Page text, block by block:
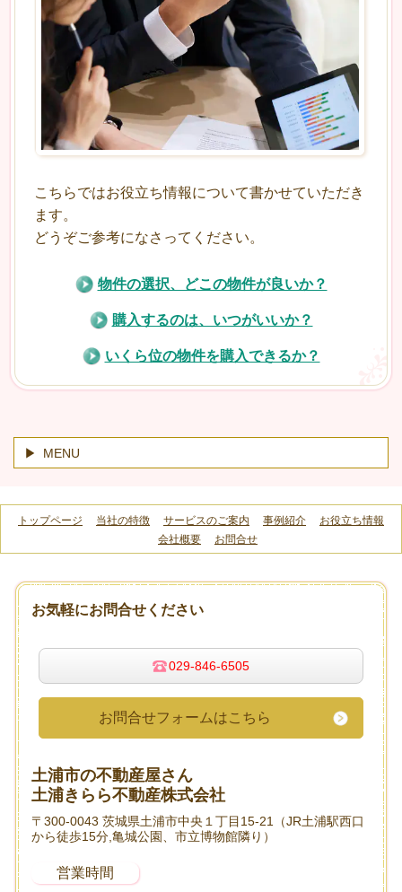
こちらではお役立ち情報について書かせていただき
ます。
どうぞご参考になさってください。
物件の選択、どこの物件が良いか？
購入するのは、いつがいいか？
いくら位の物件を購入できるか？
MENU
トップページ 当社の特徴 サービスのご案内 事例紹介
お役立ち情報
会社概要
お問合せ
お気軽にお問合せください
029-846-6505
お問合せフォームはこちら
土浦市の不動産屋さん
土浦きらら不動産株式会社
〒300-0043 茨城県土浦市中央１丁目15-21（JR土浦駅西口
から徒歩15分,亀城公園、市立博物館隣り）
営業時間